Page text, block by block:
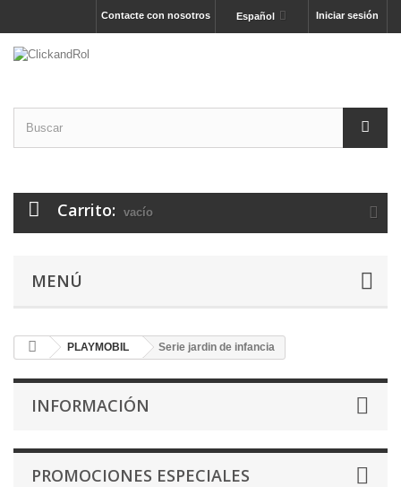
Iniciar sesión
Español
Contacte con nosotros
Carrito: vacío
MENÚ
PLAYMOBIL Serie jardin de infancia
INFORMACIÓN
PROMOCIONES ESPECIALES